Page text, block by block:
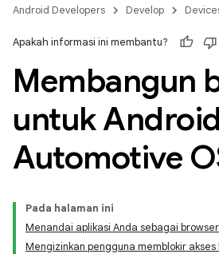
Android Developers Develop
Apakah informasi ini membantu?
Membangun
untuk Android
Automotive
Pada halaman ini
Menandai aplikasi Anda sebagai browser
Mengizinkan pengguna memblokir